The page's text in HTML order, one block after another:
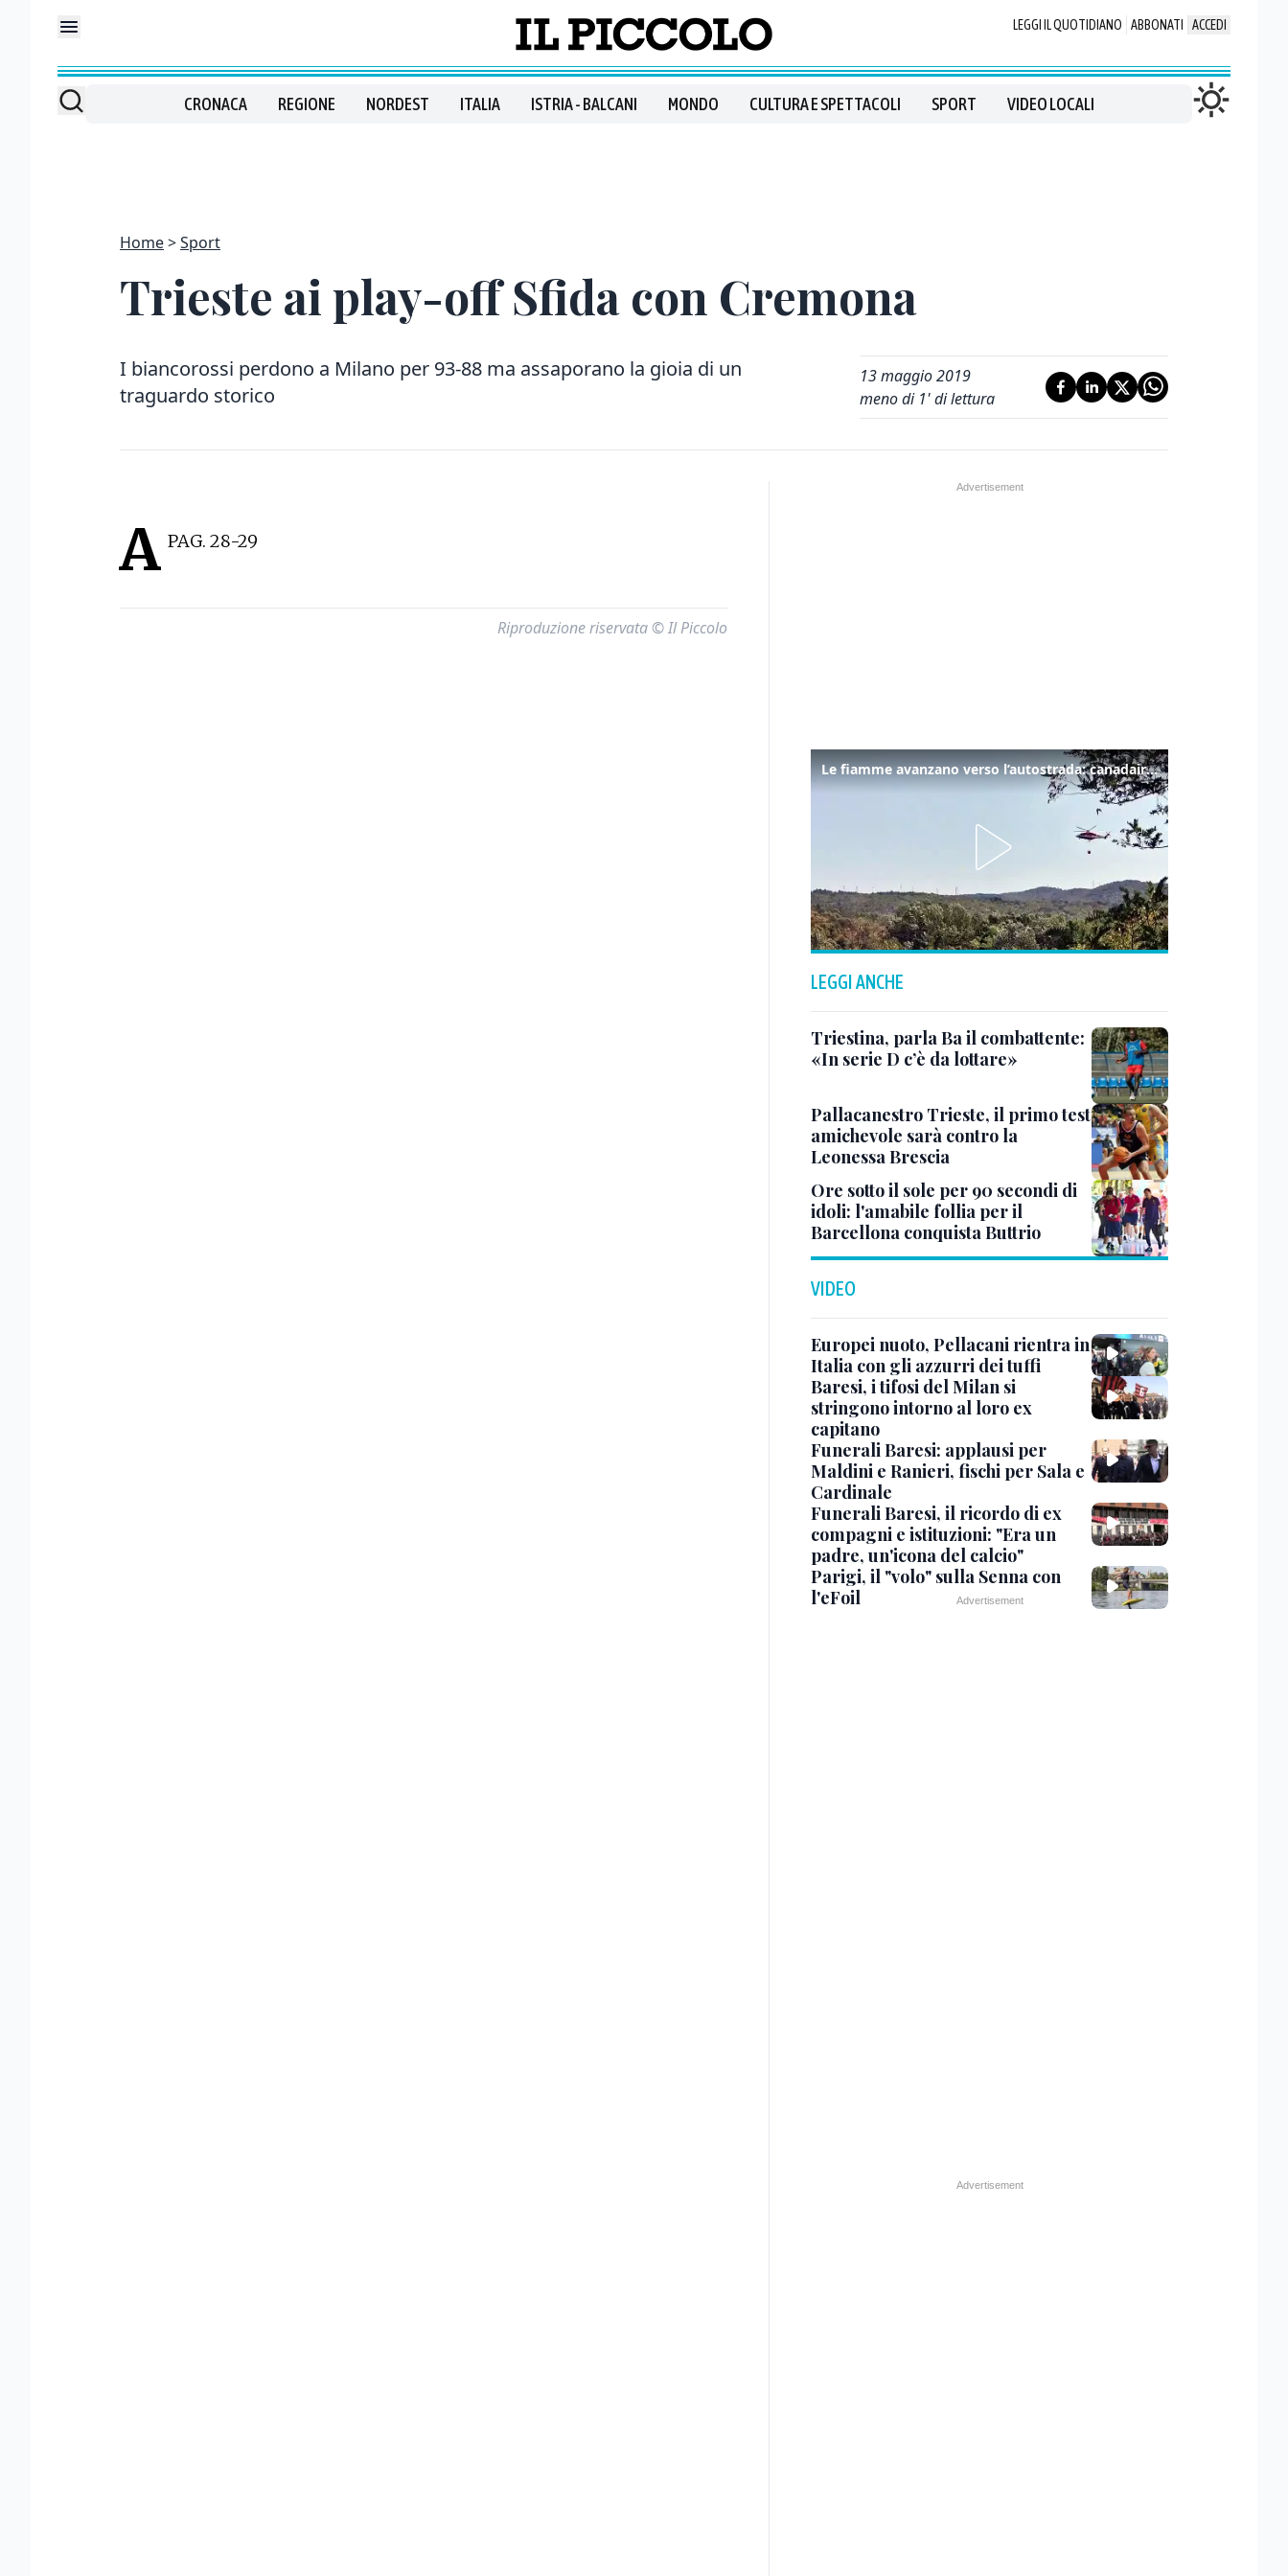
LEGGI IL QUOTIDIANO ABBONATI ACCEDI
CRONACA REGIONE NORDEST ITALIA ISTRIA - BALCANI MONDO CULTURA E SPETTACOLI SPORT VIDEO LOCALI
Home Sport
Trieste ai play-off Sfida con Cremona
I biancorossi perdono a Milano per 93-88 ma assaporano la gioia di un
traguardo storico
13 maggio 2019
meno di 1' di lettura
A PAG. 28-29
Riproduzione riservata © Il Piccolo
Le fiamme avanzano verso l’autostrada: canadair in azione tra Monfalcone e Duino
LEGGI ANCHE
Triestina, parla Ba il combattente:
«In serie D c’è da lottare»
Pallacanestro Trieste, il primo test
amichevole sarà contro la
Leonessa Brescia
Ore sotto il sole per 90 secondi di
idoli: l'amabile follia per il
Barcellona conquista Buttrio
VIDEO
Europei nuoto, Pellacani rientra in
Italia con gli azzurri dei tuffi
Baresi, i tifosi del Milan si
stringono intorno al loro ex
capitano
Funerali Baresi: applausi per
Maldini e Ranieri, fischi per Sala e
Cardinale
Funerali Baresi, il ricordo di ex
compagni e istituzioni: "Era un
padre, un'icona del calcio"
Parigi, il "volo" sulla Senna con
l'eFoil